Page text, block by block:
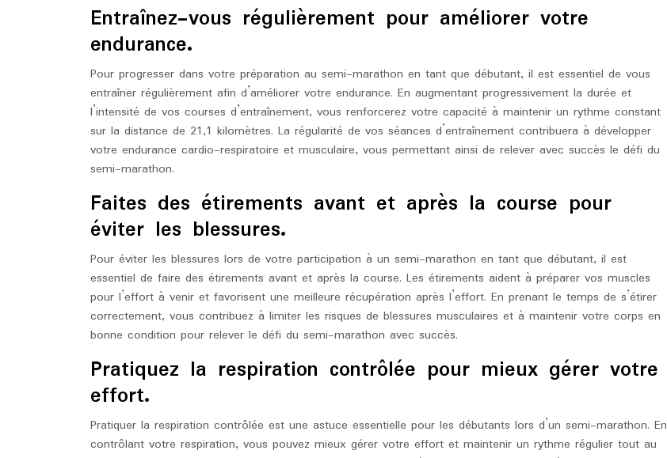
Entraînez-vous régulièrement pour améliorer votre
endurance.
Pour progresser dans votre préparation au semi-marathon en tant que débutant, il est essentiel de vous
entraîner régulièrement afin d’améliorer votre endurance. En augmentant progressivement la durée et
l’intensité de vos courses d’entraînement, vous renforcerez votre capacité à maintenir un rythme constant
sur la distance de 21,1 kilomètres. La régularité de vos séances d’entraînement contribuera à développer
votre endurance cardio-respiratoire et musculaire, vous permettant ainsi de relever avec succès le défi du
semi-marathon.
Faites des étirements avant et après la course pour
éviter les blessures.
Pour éviter les blessures lors de votre participation à un semi-marathon en tant que débutant, il est
essentiel de faire des étirements avant et après la course. Les étirements aident à préparer vos muscles
pour l’effort à venir et favorisent une meilleure récupération après l’effort. En prenant le temps de s’étirer
correctement, vous contribuez à limiter les risques de blessures musculaires et à maintenir votre corps en
bonne condition pour relever le défi du semi-marathon avec succès.
Pratiquez la respiration contrôlée pour mieux gérer votre
effort.
Pratiquer la respiration contrôlée est une astuce essentielle pour les débutants lors d’un semi-marathon. En
contrôlant votre respiration, vous pouvez mieux gérer votre effort et maintenir un rythme régulier tout au